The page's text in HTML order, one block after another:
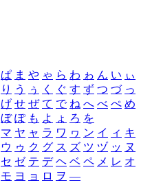
ぱ ま や ゃ ら わ ゎ ん い ぃ
り う ぅ く ぐ す ず つ づ っ
げ せ ぜ て で ね へ べ ぺ め
ぼ ぽ も よ ょ ろ を
マ ヤ ャ ラ ワ ヮ ン イ ィ キ
ウ ゥ ク グ ス ズ ツ ヅ ッ ヌ
セ ゼ テ デ ヘ ベ ペ メ レ オ
モ ヨ ョ ロ ヲ ―